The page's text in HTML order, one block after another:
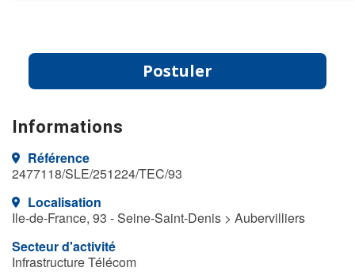
Postuler
Informations
Référence
2477118/SLE/251224/TEC/93
Localisation
Ile-de-France, 93 - Seine-Saint-Denis > Aubervilliers
Secteur d'activité
Infrastructure Télécom